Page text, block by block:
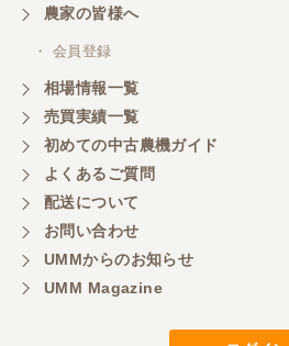
ありがとうございます
岐阜県／横倉林
ありがとうございます
岐阜県／横倉林
農家の皆様へ
・ 会員登録
相場情報一覧
売買実績一覧
初めての中古農機ガイド
よくあるご質問
配送について
お問い合わせ
UMMからのお知らせ
UMM Magazine